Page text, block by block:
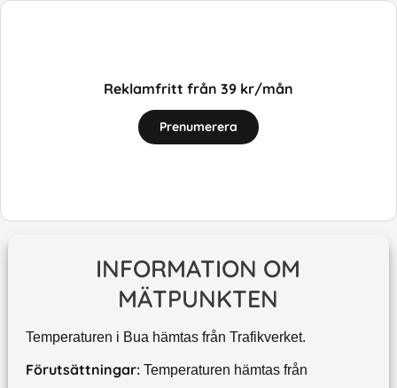
Reklamfritt från 39 kr/mån
Prenumerera
INFORMATION OM
MÄTPUNKTEN
Temperaturen i Bua hämtas från Trafikverket.
Förutsättningar: Temperaturen hämtas från